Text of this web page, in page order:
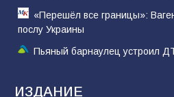
«Перешёл все границы»:
послу Украины
Пьяный барнаулец устроил
ИЗДАНИЕ